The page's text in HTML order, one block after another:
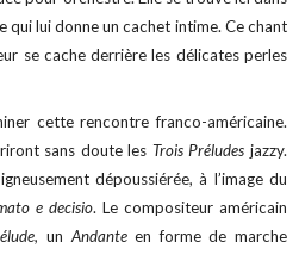
qui lui donne un cachet intime. Ce chant
se cache derrière les délicates perles
cette rencontre franco-américaine.
sans doute les Trois Préludes jazzy.
dépoussiérée, à l’image du
e decisio. Le compositeur américain
un Andanteen forme de marche